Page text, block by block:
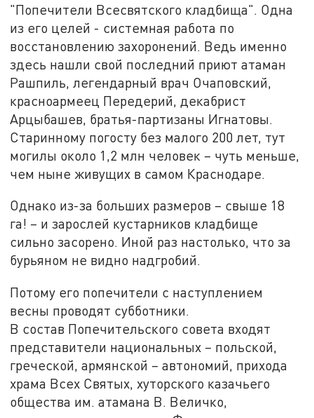
"Попечители Всесвятского кладбища". Одна
из его целей - системная работа по
восстановлению захоронений. Ведь именно
здесь нашли свой последний приют атаман
Рашпиль, легендарный врач Очаповский,
красноармеец Передерий, декабрист
Арцыбашев, братья-партизаны Игнатовы.
Старинному погосту без малого 200 лет, тут
могилы около 1,2 млн человек – чуть меньше,
чем ныне живущих в самом Краснодаре.
Однако из-за больших размеров – свыше 18
га! – и зарослей кустарников кладбище
сильно засорено. Иной раз настолько, что за
бурьяном не видно надгробий.
Потому его попечители с наступлением
весны проводят субботники.
В состав Попечительского совета входят
представители национальных – польской,
греческой, армянской – автономий, прихода
храма Всех Святых, хуторского казачьего
общества им. атамана В. Величко,